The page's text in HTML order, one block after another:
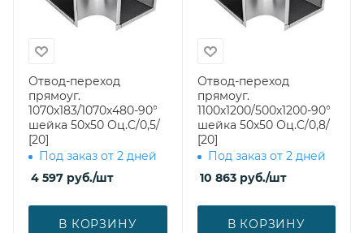
Отвод-переход
прямоуг.
1070х183/1070х480-90°
шейка 50х50 Оц.С/0,5/
[20]
Под заказ от 2 дней
4 597 руб./шт
В КОРЗИНУ
Отвод-переход
прямоуг.
1100х1200/500х1200-90°
шейка 50х50 Оц.С/0,8/
[20]
Под заказ от 2 дней
10 863руб./шт
В КОРЗИНУ